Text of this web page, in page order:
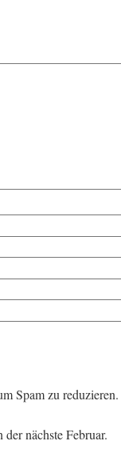
Spam zu reduzieren.
nächste Februar.